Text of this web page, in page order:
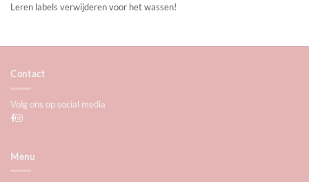
Leren labels verwijderen voor het wassen!
Contact
Volg ons op social media
Menu